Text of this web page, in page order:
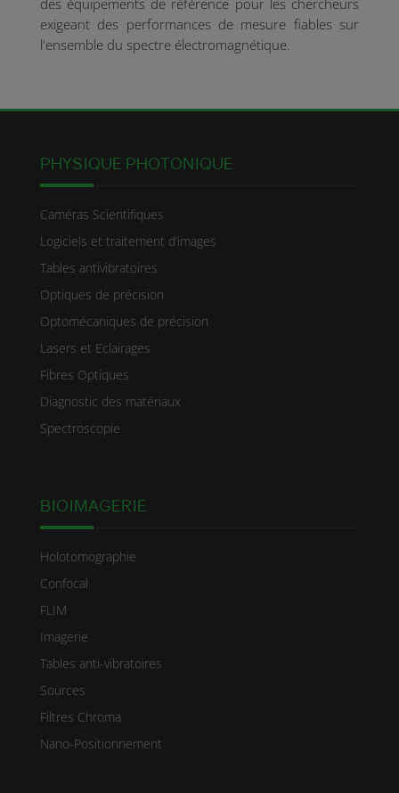
des équipements de référence pour les chercheurs
exigeant des performances de mesure fiables sur
l'ensemble du spectre électromagnétique.
PHYSIQUE PHOTONIQUE
Caméras Scientifiques
Logiciels et traitement d’images
Tables antivibratoires
Optiques de précision
Optomécaniques de précision
Lasers et Eclairages
Fibres Optiques
Diagnostic des matériaux
Spectroscopie
BIOIMAGERIE
Holotomographie
Confocal
FLIM
Imagerie
Tables anti-vibratoires
Sources
Filtres Chroma
Nano-Positionnement